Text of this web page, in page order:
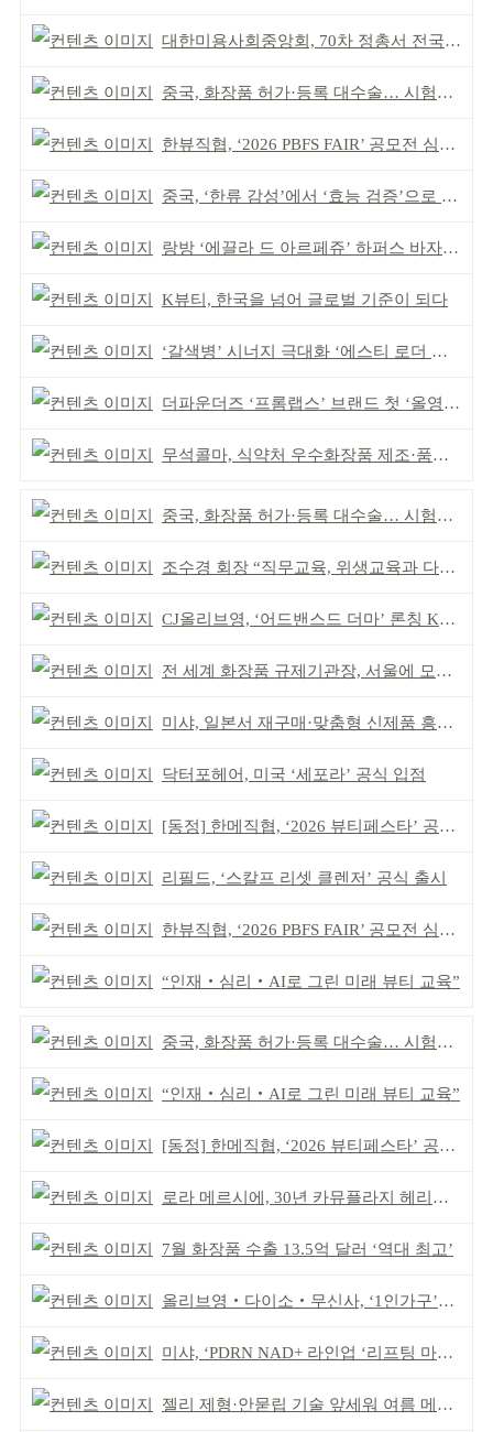
대한미용사회중앙회, 70차 정총서 전국 회원 단결 다짐
중국, 화장품 허가·등록 대수술… 시험자료 공용 허용
한뷰직협, ‘2026 PBFS FAIR’ 공모전 심사 성료
중국, ‘한류 감성’에서 ‘효능 검증’으로 중심 이동
랑방 ‘에끌라 드 아르페쥬’ 하퍼스 바자 화보 공개
K뷰티, 한국을 넘어 글로벌 기준이 되다
‘갈색병’ 시너지 극대화 ‘에스티 로더 스킨부스터’ 출시
더파운더즈 ‘프롬랩스’ 브랜드 첫 ‘올영픽’ 선정
무석콜마, 식약처 우수화장품 제조·품질관리 체계 인정
중국, 화장품 허가·등록 대수술… 시험자료 공용 허용
조수경 회장 “직무교육, 위생교육과 다르다”
CJ올리브영, ‘어드밴스드 더마’ 론칭 K더마 육성 박차
전 세계 화장품 규제기관장, 서울에 모인다
미샤, 일본서 재구매·맞춤형 신제품 흥행 ‘쌍끌이’
닥터포헤어, 미국 ‘세포라’ 공식 입점
[동정] 한메직협, ‘2026 뷰티페스타’ 공동 주최
리필드, ‘스칼프 리셋 클렌저’ 공식 출시
한뷰직협, ‘2026 PBFS FAIR’ 공모전 심사 성료
“인재‧심리‧AI로 그린 미래 뷰티 교육”
중국, 화장품 허가·등록 대수술… 시험자료 공용 허용
“인재‧심리‧AI로 그린 미래 뷰티 교육”
[동정] 한메직협, ‘2026 뷰티페스타’ 공동 주최
로라 메르시에, 30년 카뮤플라지 헤리티지 담아
7월 화장품 수출 13.5억 달러 ‘역대 최고’
올리브영‧다이소‧무신사, ‘1인가구’가 이끈다
미샤, ‘PDRN NAD+ 라인업 ‘리프팅 마스크’ 출시
젤리 제형·안묻립 기술 앞세워 여름 메이크업 시장 공략